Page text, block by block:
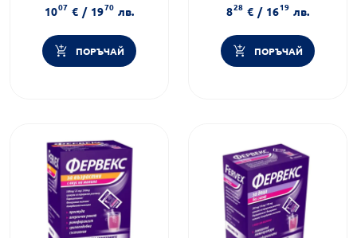
1007 € / 1970 лв.
ПОРЪЧАЙ
828 € / 1619 лв.
ПОРЪЧАЙ